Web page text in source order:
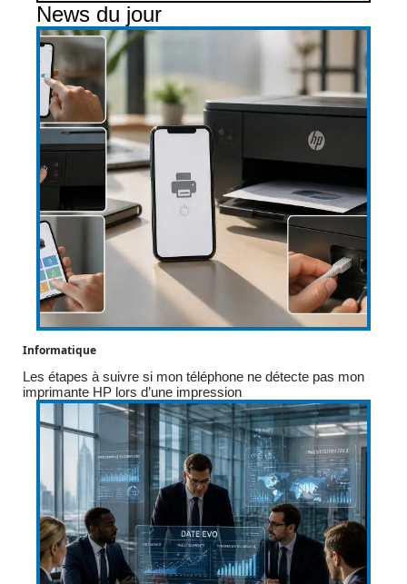
News du jour
Informatique
Les étapes à suivre si mon téléphone ne détecte pas mon
imprimante HP lors d’une impression